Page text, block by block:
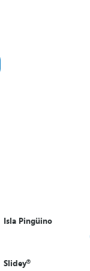
Isla Pingüino
Slidey®